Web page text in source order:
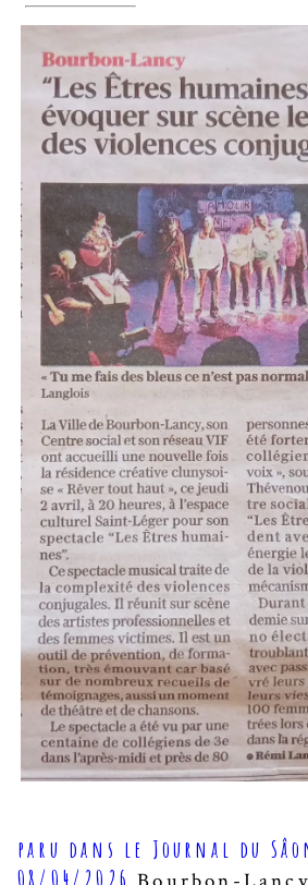
paru dans le Journal du
08/04/2026